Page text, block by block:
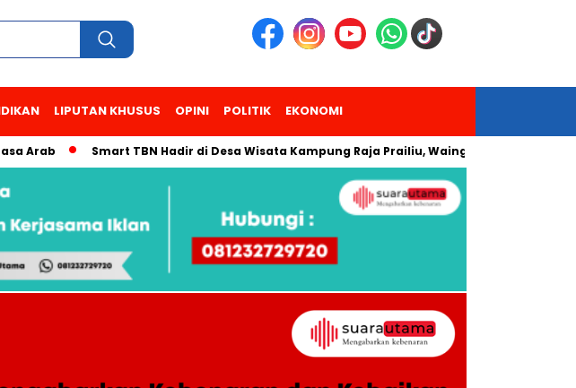
LIPUTAN KHUSUS OPINI POLITIK EKONOMI
Smart TBN Hadir di Desa Wisata Kampung Raja Prailiu, Waingapu!